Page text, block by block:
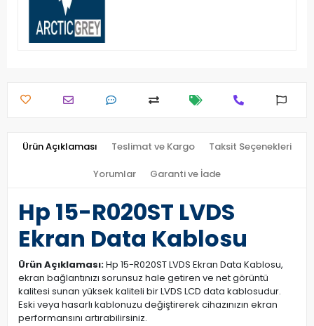
Ürün Açıklaması Teslimat ve Kargo Taksit Seçenekleri
Yorumlar Garanti ve İade
Hp 15-R020ST LVDS
Ekran Data Kablosu
Ürün Açıklaması:Hp 15-R020ST LVDS Ekran Data Kablosu,
ekran bağlantınızı sorunsuz hale getiren ve net görüntü
kalitesi sunan yüksek kaliteli bir LVDS LCD data kablosudur.
Eski veya hasarlı kablonuzu değiştirerek cihazınızın ekran
performansını artırabilirsiniz.